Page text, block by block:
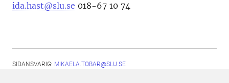
ida.hast@slu.se 018-67 10 74
SIDANSVARIG: MIKAELA.TOBAR@SLU.SE